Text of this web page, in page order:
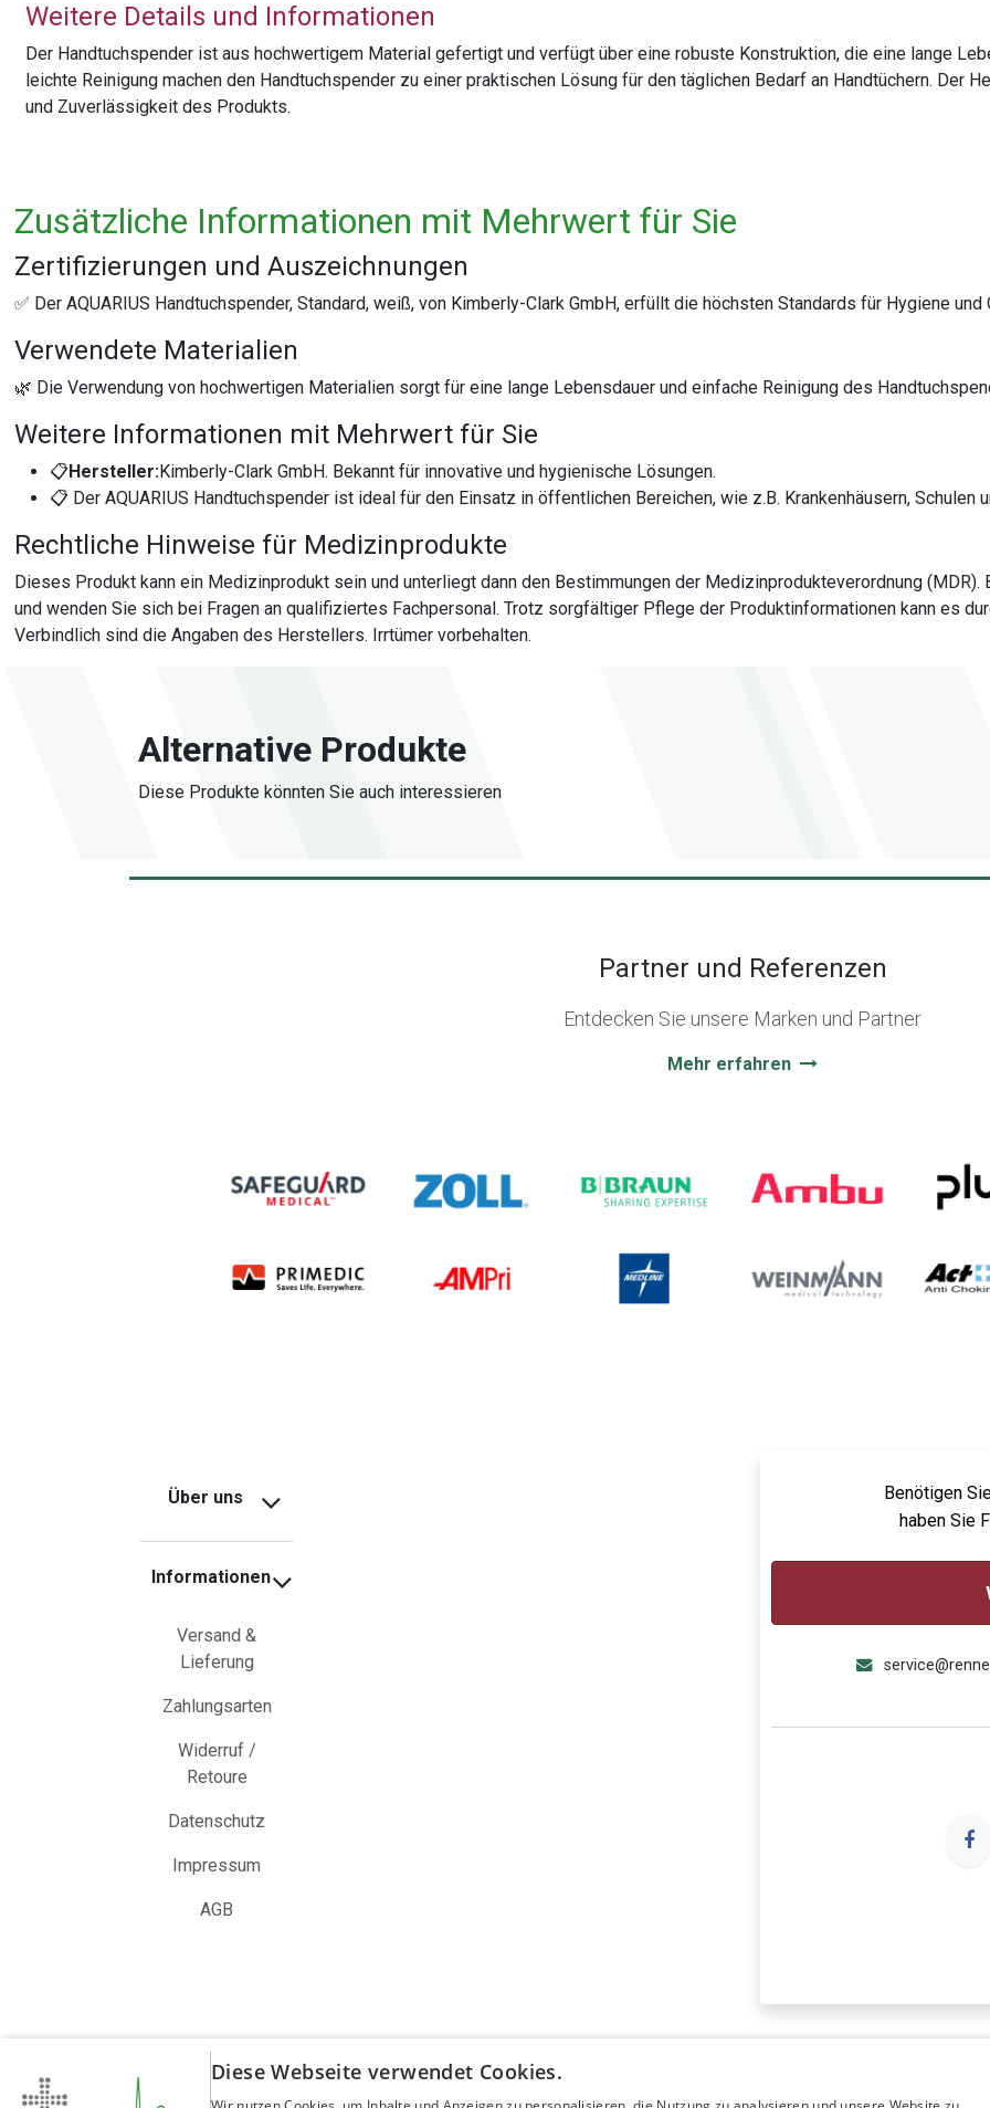
Weitere Details und Informationen
Der Handtuchspender ist aus hochwertigem Material gefertigt und verfügt über eine robuste Konstruktion, die eine lange
leichte Reinigung machen den Handtuchspender zu einer praktischen Lösung für den täglichen Bedarf an Handtüchern. Der
und Zuverlässigkeit des Produkts.
Zusätzliche Informationen mit Mehrwert für Sie
Zertifizierungen und Auszeichnungen
✅ Der AQUARIUS Handtuchspender, Standard, weiß, von Kimberly-Clark GmbH, erfüllt die höchsten Standards für Hygiene und
Verwendete Materialien
🌿 Die Verwendung von hochwertigen Materialien sorgt für eine lange Lebensdauer und einfache Reinigung des
Weitere Informationen mit Mehrwert für Sie
📋Hersteller:Kimberly-Clark GmbH. Bekannt für innovative und hygienische Lösungen.
📋 Der AQUARIUS Handtuchspender ist ideal für den Einsatz in öffentlichen Bereichen, wie z.B. Krankenhäusern, Schulen
Rechtliche Hinweise für Medizinprodukte
Dieses Produkt kann ein Medizinprodukt sein und unterliegt dann den Bestimmungen der Medizinprodukteverordnung
und wenden Sie sich bei Fragen an qualifiziertes Fachpersonal. Trotz sorgfältiger Pflege der Produktinformationen kann es
Verbindlich sind die Angaben des Herstellers. Irrtümer vorbehalten.
Alternative Produkte
Diese Produkte könnten Sie auch interessieren
Partner und Referenzen
Entdecken Sie unsere Marken und Partner
Mehr erfahren
Über uns
Informationen
Versand &
Lieferung
Zahlungsarten
Widerruf /
Retoure
Datenschutz
Impressum
AGB
Benötigen
haben Sie
Diese Webseite verwendet Cookies.